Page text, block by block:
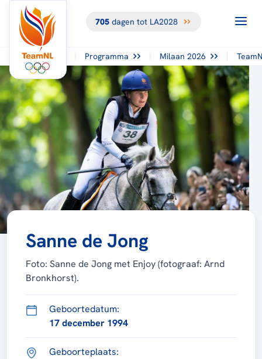
705dagen tot LA2028
Programma Milaan 2026
Sanne de Jong
Foto: Sanne de Jong met Enjoy (fotograaf: Arnd
Bronkhorst).
Geboortedatum:
17 december 1994
Geboorteplaats: